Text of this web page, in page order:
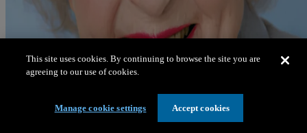
This site uses cookies. By continuing to browse the site you are
agreeing to our use of cookies.
Manage cookie settings Accept cookies